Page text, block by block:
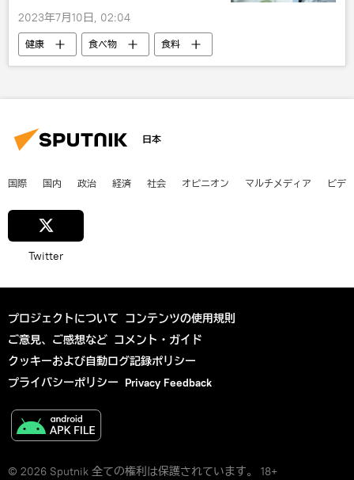
2023年7月10日, 02:04
健康 食べ物
食料
IT・科学
研究
日本
国際 国内 政治 経済 社会 オピニオン マルチメディア ビデ
Twitter
プロジェクトについて コンテンツの使用規則
ご意見、ご感想など コメント・ガイド
クッキーおよび自動ログ記録ポリシー
プライバシーポリシー Privacy Feedback
© 2026 Sputnik 全ての権利は保護されています。 18+